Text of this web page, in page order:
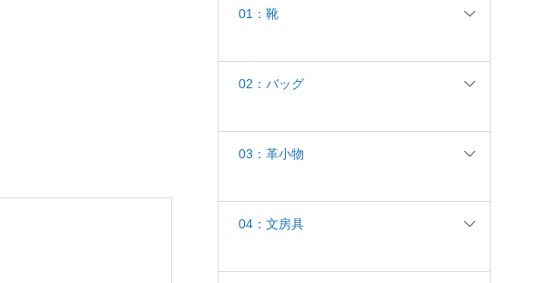
01：靴
02：バッグ
03：革小物
04：文房具